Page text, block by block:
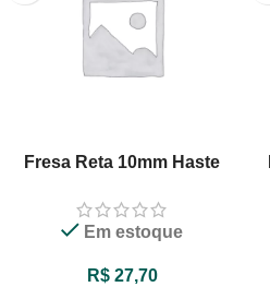
Fresa Reta 10mm Haste
Madeira Tupia XF
Em estoque
R$27,70